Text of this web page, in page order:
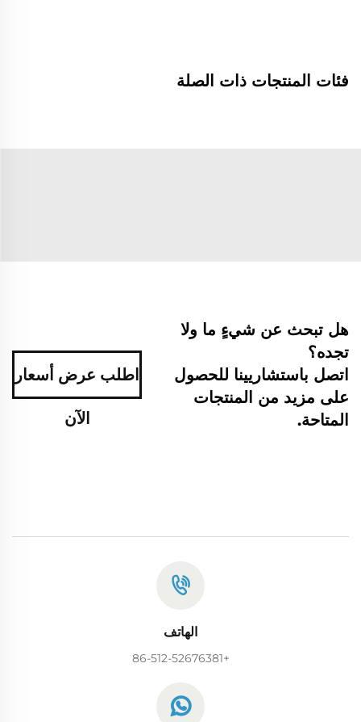
فئات المنتجات ذات الصلة
هل تبحث عن شيءٍ ما ولا
تجده؟
اتصل باستشاريينا للحصول
على مزيد من المنتجات
المتاحة.
اطلب عرض أسعار
الآن
الهاتف
+86-512-52676381